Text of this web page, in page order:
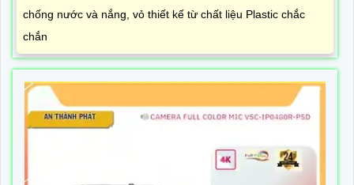
chống nước và nắng, vỏ thiết kế từ chất liệu Plastic chắc
chắn